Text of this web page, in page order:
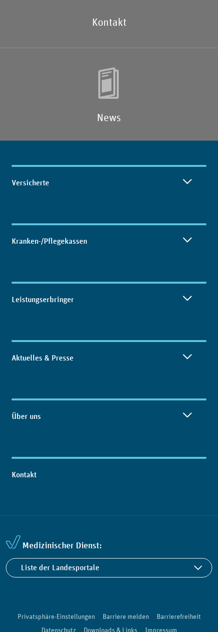
Kontakt
News
Inhaltsübersicht
Versicherte
Kranken-/Pflegekassen
Leistungserbringer
Aktuelles & Presse
Über uns
Kontakt
Medizinischer Dienst:
Liste der Landesportale
Privatsphäre-Einstellungen Barriere melden
Barrierefreiheit